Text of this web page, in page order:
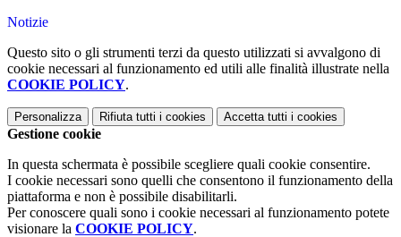
Notizie
Questo sito o gli strumenti terzi da questo utilizzati si avvalgono di
cookie necessari al funzionamento ed utili alle finalità illustrate nella
COOKIE POLICY.
Personalizza Rifiuta tutti i cookies Accetta tutti i cookies
Gestione cookie
In questa schermata è possibile scegliere quali cookie consentire.
I cookie necessari sono quelli che consentono il funzionamento della
piattaforma e non è possibile disabilitarli.
Per conoscere quali sono i cookie necessari al funzionamento potete
visionare la COOKIE POLICY.